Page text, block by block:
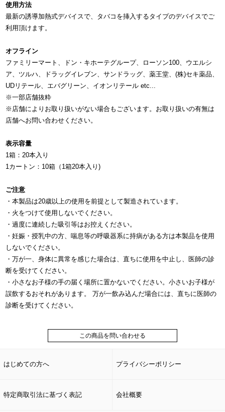
使用方法
最新の誘導加熱式デバイスで、タバコを挿入するタイプのデバイスでご
利用頂けます。
オフライン
ファミリーマート、ドン・キホーテグループ、ローソン100、ウエルシ
ア、ツルハ、ドラッグイレブン、サンドラッグ、薬王堂、(株)セキ薬品、
UDリテール、エバグリーン、イオンリテール etc...
※一部店舗抜粋
※店舗によりお取り扱いがない場合もございます。お取り扱いの有無は
店舗へお問い合わせください。
表示容量
1箱：20本入り
1カートン：10箱（1箱20本入り)
ご注意
・本製品は20歳以上の使用を前提として製造されています。
・火をつけて使用しないでください。
・過度に連続した吸引等はお控えください。
・妊娠・授乳中の方、喘息等の呼吸器系に持病がある方は本製品を使用
しないでください。
・万が一、身体に異常を感じた場合は、直ちに使用を中止し、医師の診
断を受けてください。
・小さなお子様の手の届く場所に置かないでください。小さいお子様が
誤飲するおそれがあります。 万が一飲み込んだ場合には、直ちに医師の
診断を受けてください。
この商品を問い合わせる
はじめての方へ プライバシーポリシー
特定商取引法に基づく表記 会社概要